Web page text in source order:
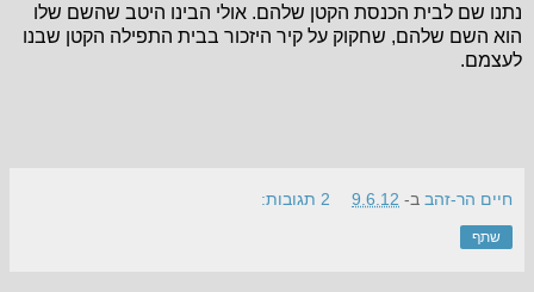
נתנו שם לבית הכנסת הקטן שלהם. אולי הבינו היטב שהשם שלו
הוא השם שלהם, שחקוק על קיר היזכור בבית התפילה הקטן שבנו
לעצמם.
חיים הר-זהב ב- 9.6.12 2 תגובות:
שתף